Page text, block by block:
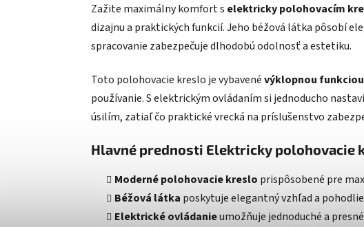
Zažite maximálny komfort s elektricky polohovacím
dizajnu a praktických funkcií. Jeho béžová látka pôsobí
spracovanie zabezpečuje dlhodobú odolnosť a estetiku.
Toto polohovacie kreslo je vybavenévýklopnou
používanie. S elektrickým ovládaním si jednoducho
úsilím, zatiaľ čo praktické vrecká na príslušenstvo
Hlavné prednosti Elektricky polohovacie
Moderné polohovacie kreslo prispôsobené pre
Béžová látka poskytuje elegantný vzhľad a
Elektrické ovládanieumožňuje jednoduché a